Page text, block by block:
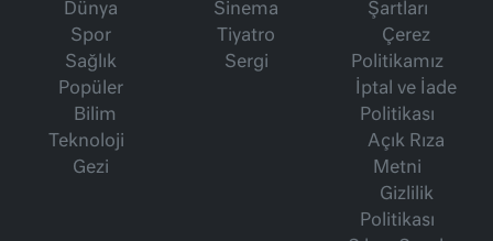
Dünya
Spor
Sağlık
Popüler
Bilim
Teknoloji
Gezi
Sinema
Tiyatro
Sergi
Şartları
Çerez
Politikamız
İptal ve İade
Politikası
Açık Rıza
Metni
Gizlilik
Politikası